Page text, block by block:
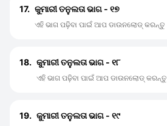
17. କୁମାରୀ ତନୁଲତା ଭାଗ - ୧୭
ଏହି ଭାଗ ପଢ଼ିବା ପାଇଁ ଆପ ଡାଉନଲୋଡ୍ କରନ୍ତୁ
18. କୁମାରୀ ତନୁଲତା ଭାଗ - ୧୮
ଏହି ଭାଗ ପଢ଼ିବା ପାଇଁ ଆପ ଡାଉନଲୋଡ୍ କରନ୍ତୁ
19. କୁମାରୀ ତନୁଲତା ଭାଗ - ୧୯